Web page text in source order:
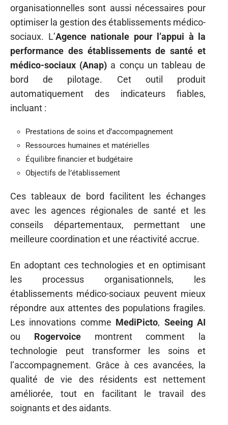
organisationnelles sont aussi nécessaires pour
optimiser la gestion des établissements médico-
sociaux. L’Agence nationale pour l’appui à la
performance des établissements de santé et
médico-sociaux (Anap) a conçu un tableau de
bord de pilotage. Cet outil produit
automatiquement des indicateurs fiables,
incluant :
Prestations de soins et d’accompagnement
Ressources humaines et matérielles
Équilibre financier et budgétaire
Objectifs de l’établissement
Ces tableaux de bord facilitent les échanges
avec les agences régionales de santé et les
conseils départementaux, permettant une
meilleure coordination et une réactivité accrue.
En adoptant ces technologies et en optimisant
les processus organisationnels, les
établissements médico-sociaux peuvent mieux
répondre aux attentes des populations fragiles.
Les innovations comme MediPicto, Seeing AI
ou Rogervoicemontrent comment la
technologie peut transformer les soins et
l’accompagnement. Grâce à ces avancées, la
qualité de vie des résidents est nettement
améliorée, tout en facilitant le travail des
soignants et des aidants.